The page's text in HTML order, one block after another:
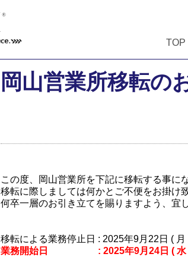
TOP
岡山営業所移転の
この度、岡山営業所を下記に移転する事に
移転に際しましては何かとご不便をお掛け
何卒一層のお引き立てを賜りますよう、宜
移転による業務停止日 : 2025年9月22日 ( 月
業務開始日 : 2025年9月24日 ( 水